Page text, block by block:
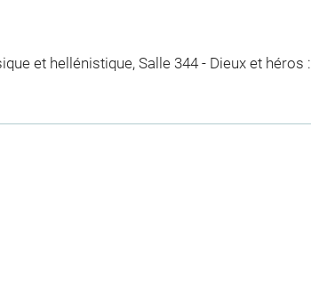
et hellénistique, Salle 344 - Dieux et héros :